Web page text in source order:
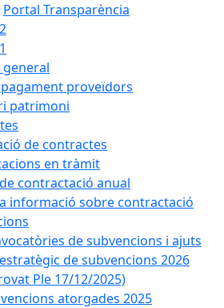
Portal Transparència
proveïdors
patrimoni
de contractes
en tràmit
contractació anual
informació sobre contractació
de subvencions i ajuts
de subvencions 2026
Ple 17/12/2025)
atorgades 2025